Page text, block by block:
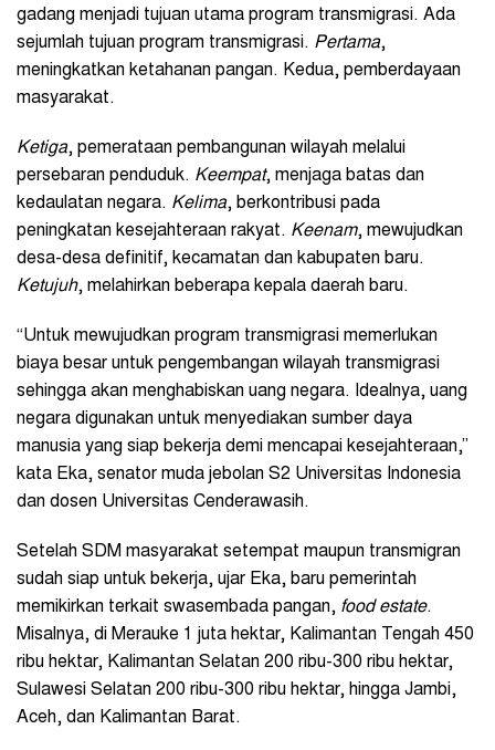
gadang menjadi tujuan utama program transmigrasi. Ada
sejumlah tujuan program transmigrasi. Pertama,
meningkatkan ketahanan pangan. Kedua, pemberdayaan
masyarakat.
Ketiga, pemerataan pembangunan wilayah melalui
persebaran penduduk. Keempat, menjaga batas dan
kedaulatan negara. Kelima, berkontribusi pada
peningkatan kesejahteraan rakyat. Keenam, mewujudkan
desa-desa definitif, kecamatan dan kabupaten baru.
Ketujuh, melahirkan beberapa kepala daerah baru.
“Untuk mewujudkan program transmigrasi memerlukan
biaya besar untuk pengembangan wilayah transmigrasi
sehingga akan menghabiskan uang negara. Idealnya, uang
negara digunakan untuk menyediakan sumber daya
manusia yang siap bekerja demi mencapai kesejahteraan,”
kata Eka, senator muda jebolan S2 Universitas Indonesia
dan dosen Universitas Cenderawasih.
Setelah SDM masyarakat setempat maupun transmigran
sudah siap untuk bekerja, ujar Eka, baru pemerintah
memikirkan terkait swasembada pangan, food estate.
Misalnya, di Merauke 1 juta hektar, Kalimantan Tengah 450
ribu hektar, Kalimantan Selatan 200 ribu-300 ribu hektar,
Sulawesi Selatan 200 ribu-300 ribu hektar, hingga Jambi,
Aceh, dan Kalimantan Barat.